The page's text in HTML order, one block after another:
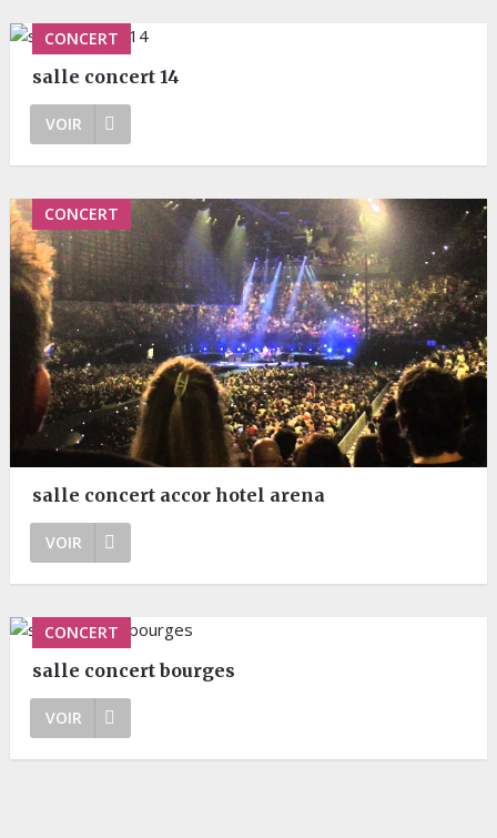
CONCERT
salle concert 14
VOIR
CONCERT
salle concert accor hotel arena
VOIR
CONCERT
salle concert bourges
VOIR